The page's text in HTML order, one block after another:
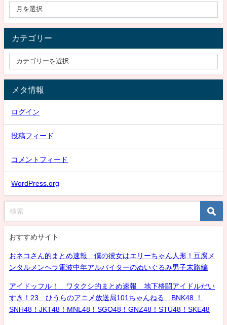
カテゴリー
メタ情報
ログイン
投稿フィード
コメントフィード
WordPress.org
おすすめサイト
おネコさん的まとめ速報 僕の彼女はエリーちゃん人形！豆腐メ
ンタルメンヘラ電波中年アルバイターのぬいぐるみ男子末路編
アイドッフル！ ワタクシ的まとめ速報 地下格闘アイドルだい
すき！23 ひうらのアニメ放送局101ちゃんねる BNK48 ！
SNH48！JKT48！MNL48！SGO48！GNZ48！STU48！SKE48